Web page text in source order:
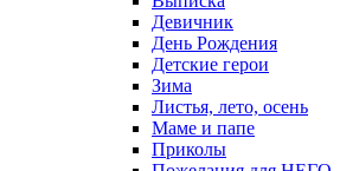
Девичник
День Рождения
Детские герои
Зима
Листья, лето, осень
Маме и папе
Приколы